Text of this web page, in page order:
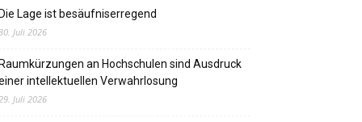
Die Lage ist besäufniserregend
Juli 2026
Raumkürzungen an Hochschulen sind Ausdruck
intellektuellen Verwahrlosung
Juli 2026